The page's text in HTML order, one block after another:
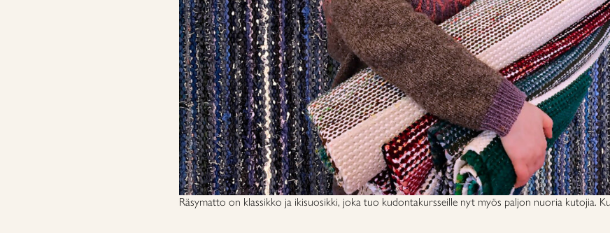
Räsymatto on klassikko ja ikisuosikki, joka tuo kudontakursseille nyt myös paljon nuoria kutojia.